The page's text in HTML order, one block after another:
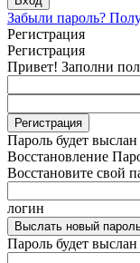
Забыли пароль?
Регистрация
Регистрация
Привет! Заполни
Пароль будет
Восстановление
Восстановите свой
логин
Пароль будет